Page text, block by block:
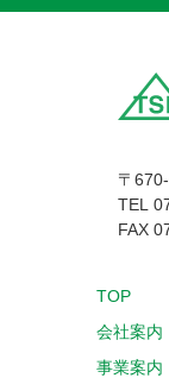
〒
TEL
FAX
TOP
会社案内
事業案内